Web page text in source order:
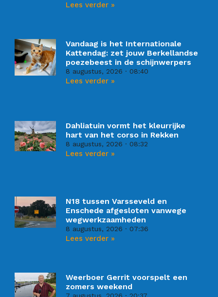
Lees verder »
Vandaag is het Internationale
Kattendag: zet jouw Berkellandse
poezebeest in de schijnwerpers
8 augustus, 2026 08:40
Lees verder »
Dahliatuin vormt het kleurrijke
hart van het corso in Rekken
8 augustus, 2026 08:32
Lees verder »
N18 tussen Varsseveld en
Enschede afgesloten vanwege
wegwerkzaamheden
8 augustus, 2026 07:36
Lees verder »
Weerboer Gerrit voorspelt een
zomers weekend